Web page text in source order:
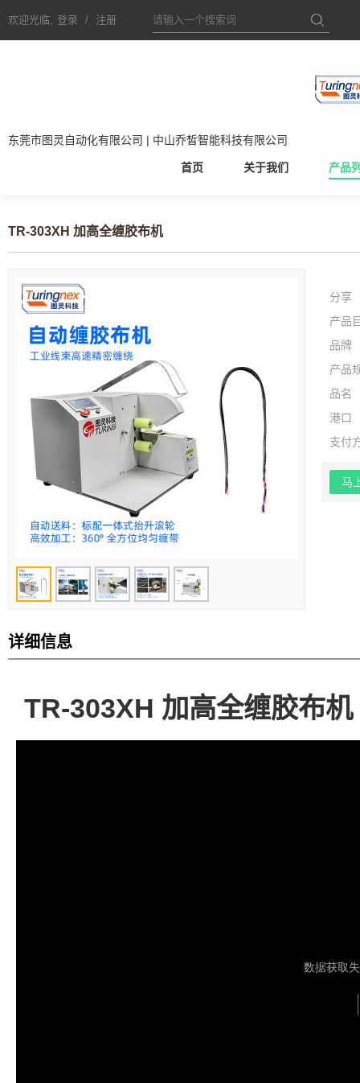
欢迎光临, 登录 / 注册
东莞市图灵自动化有限公司 | 中山乔皙智能科技有限公司
首页 关于我们 产品
TR-303XH 加高全缠胶布机
分享
产品
品牌
产品
品名
港口
支付
马
详细信息
TR-303XH 加高全缠胶布机